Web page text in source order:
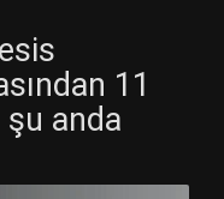
11
şu anda